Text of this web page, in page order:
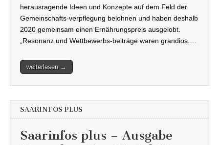
herausragende Ideen und Konzepte auf dem Feld der
Gemeinschafts-verpflegung belohnen und haben deshalb
2020 gemeinsam einen Ernährungspreis ausgelobt.
„Resonanz und Wettbewerbs-beiträge waren grandios.…
weiterlesen →
SAARINFOS PLUS
Saarinfos plus – Ausgabe